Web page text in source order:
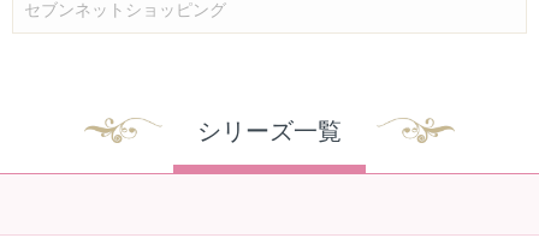
セブンネットショッピング
シリーズ一覧